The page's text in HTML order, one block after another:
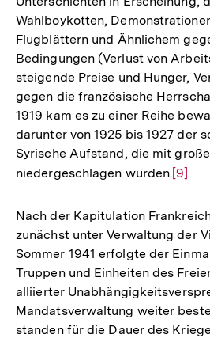
Wahlboykotten,
Flugblättern und Ähnlichem
Bedingungen (Verlust von
steigende Preise und Hunger,
gegen die französische
1919 kam es zu einer Reihe
darunter von 1925 bis 1927 der
Syrische Aufstand, die mit
niedergeschlagen wurden.Zur
der
[9]
Nach der Kapitulation
zunächst unter Verwaltung der
Sommer 1941 erfolgte der
Truppen und Einheiten des
alliierter
Mandatsverwaltung weiter
standen für die Dauer des